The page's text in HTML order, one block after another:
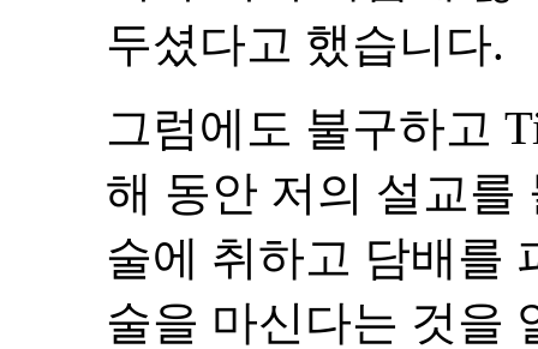
두셨다고 했습니다.
그럼에도 불구하고
해 동안 저의 설교를
술에 취하고 담배를
술을 마신다는 것을